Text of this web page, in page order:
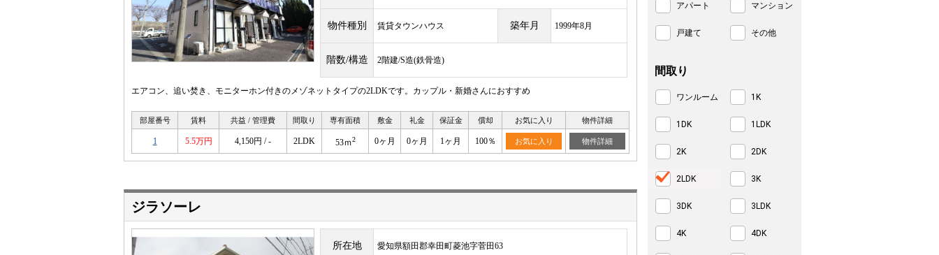
物件種別 賃貸タウンハウス 築年月 1999年8月
階数/構造 2階建/S造(鉄骨造)
エアコン、追い焚き、モニターホン付きのメゾネットタイプの2LDKです。カップル・新婚さんにおすすめ
部屋番号 賃料 共益 / 管理費 間取り 専有面積 敷金 礼金 保証金 償却 お気に入り 物件詳細
1 5.5万円 4,150円 / - 2LDK 53ｍ2 0ヶ月 0ヶ月 1ヶ月 100％ お気に入り 物件詳細
ジラソーレ
所在地 愛知県額田郡幸田町菱池字菅田63
アパート マンション
戸建て その他
間取り
ワンルーム 1K
1DK 1LDK
2K 2DK
2LDK 3K
3DK 3LDK
4K 4DK